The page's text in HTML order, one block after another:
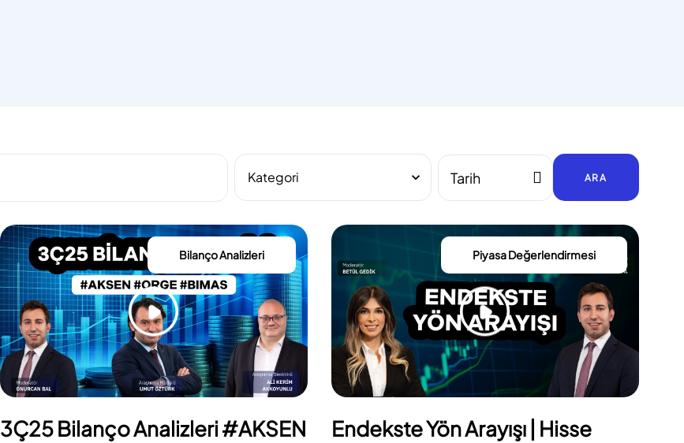
ARA
Bilanço Analizleri
3Ç25 Bilanço Analizleri #AKSEN
Piyasa Değerlendirmesi
Endekste Yön Arayışı | Hisse